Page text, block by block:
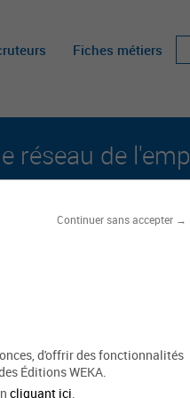
Continuer sans accepter →
d'offrir des fonctionnalités
Éditions WEKA.
cliquant ici
Fiches métiers
réseau de
d'emploi sur tout
Les